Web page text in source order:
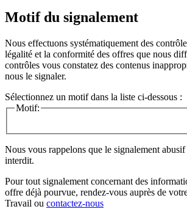
Motif du signalement
Nous effectuons systématiquement des
légalité et la conformité des offres que nous
contrôles vous constatez des contenus
nous le signaler.
Sélectionnez un motif dans la liste ci-dessous :
Motif:
Nous vous rappelons que le signalement abusif
interdit.
Pour tout signalement concernant des
offre déjà pourvue, rendez-vous auprès de
Travail ou contactez-nous